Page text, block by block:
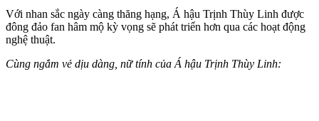
Với nhan sắc ngày càng thăng hạng, Á hậu Trịnh Thùy Linh được
đông đảo fan hâm mộ kỳ vọng sẽ phát triển hơn qua các hoạt động
nghệ thuật.
Cùng ngắm vẻ dịu dàng, nữ tính của Á hậu Trịnh Thùy Linh: